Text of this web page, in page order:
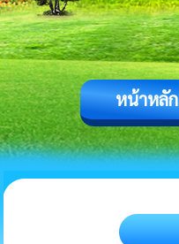
หน้าหลัก